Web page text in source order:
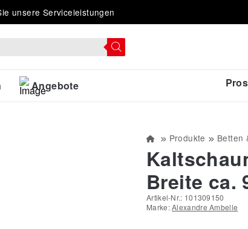
unsere Serviceleistungen
Angebote
Produkte Betten
Breite ca.
Artikel-Nr.: 101309150
Marke:Alexandre Ambelle